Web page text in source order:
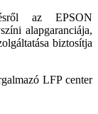
az EPSON
alapgaranciája,
biztosítja
LFP center